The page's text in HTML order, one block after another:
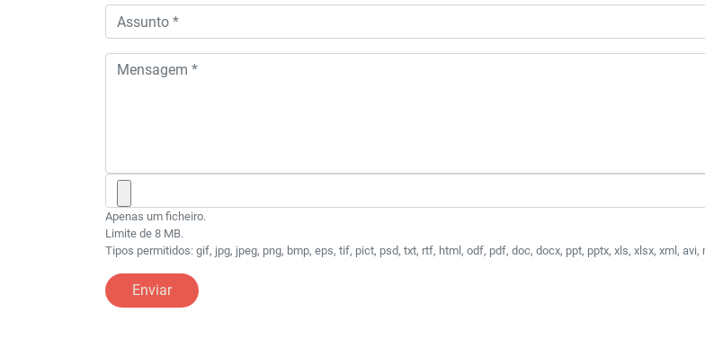
Assunto
Mensagem
Documento
Apenas um ficheiro.
Limite de 8 MB.
Tipos permitidos: gif, jpg, jpeg, png, bmp, eps, tif, pict, psd, txt, rtf, html, odf, pdf, doc, docx, ppt, pptx, xls, xlsx, xml, avi,
Enviar